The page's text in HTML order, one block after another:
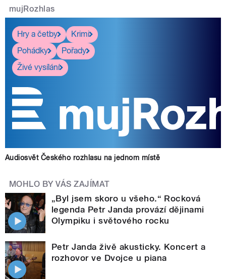
mujRozhlas
Hry a četby
Krimi
Pohádky
Pořady
Živé vysílání
Audiosvět Českého rozhlasu na jednom místě
MOHLO BY VÁS ZAJÍMAT
„Byl jsem skoro u všeho.“ Rocková
legenda Petr Janda provází dějinami
Olympiku i světového rocku
Petr Janda živě akusticky. Koncert a
rozhovor ve Dvojce u piana